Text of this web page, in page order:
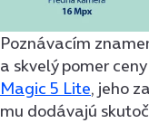
Poznávacím
a skvelý pomer
Magic 5 Lite, jeho
mu dodávajú